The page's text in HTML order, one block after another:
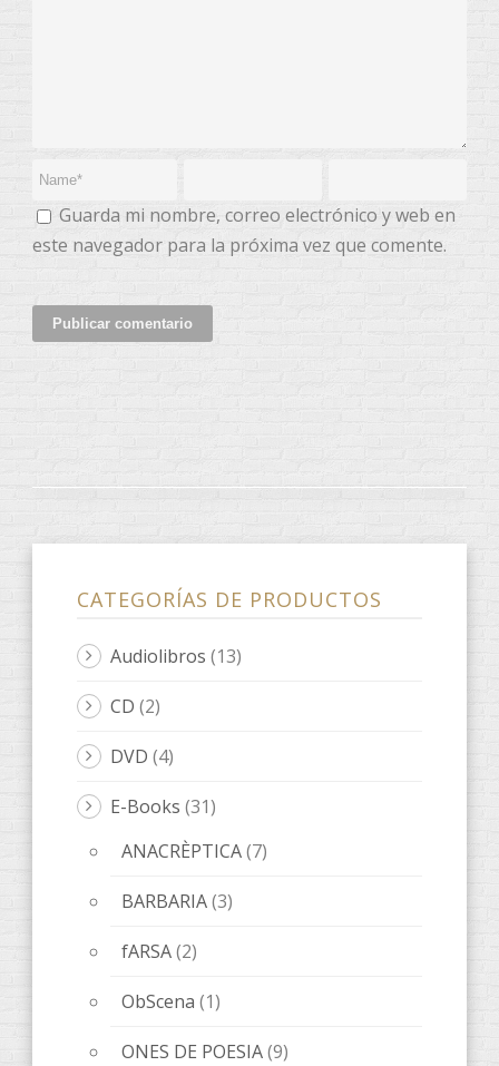
Guarda mi nombre, correo electrónico y web en
este navegador para la próxima vez que comente.
CATEGORÍAS DE PRODUCTOS
Audiolibros (13)
CD (2)
DVD (4)
E-Books (31)
ANACRÈPTICA(7)
BARBARIA(3)
fARSA(2)
ObScena (1)
ONES DE POESIA(9)